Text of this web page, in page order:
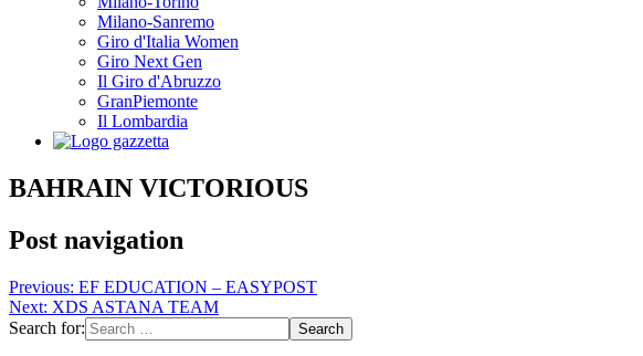
Milano-Sanremo
Giro d'Italia Women
Giro Next Gen
Il Giro d'Abruzzo
GranPiemonte
Il Lombardia
BAHRAIN VICTORIOUS
Post navigation
Previous: EF EDUCATION – EASYPOST
Next: XDS ASTANA TEAM
Search for: